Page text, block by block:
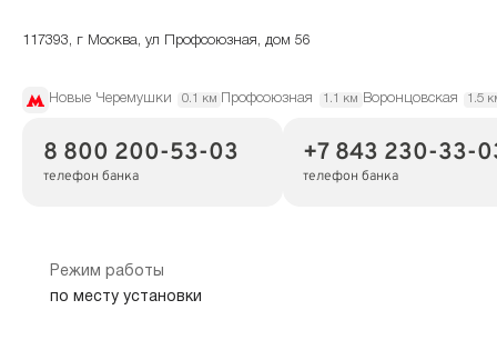
117393, г Москва, ул Профсоюзная, дом 56
Новые Черемушки 0.1 км Профсоюзная 1.1 км Воронцовская 1.5
8 800 200-53-03
телефон банка
+7 843 230-33-
телефон банка
Режим работы
по месту установки